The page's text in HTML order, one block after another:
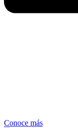
Conoce más